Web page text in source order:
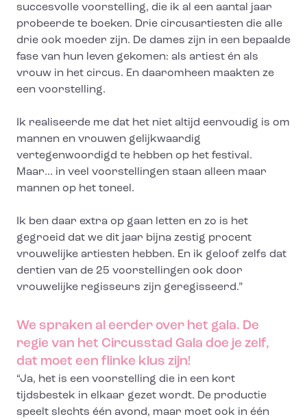
succesvolle voorstelling, die ik al een aantal jaar
probeerde te boeken. Drie circusartiesten die alle
drie ook moeder zijn. De dames zijn in een bepaalde
fase van hun leven gekomen: als artiest én als
vrouw in het circus. En daaromheen maakten ze
een voorstelling.
Ik realiseerde me dat het niet altijd eenvoudig is om
mannen en vrouwen gelijkwaardig
vertegenwoordigd te hebben op het festival.
Maar… in veel voorstellingen staan alleen maar
mannen op het toneel.
Ik ben daar extra op gaan letten en zo is het
gegroeid dat we dit jaar bijna zestig procent
vrouwelijke artiesten hebben. En ik geloof zelfs dat
dertien van de 25 voorstellingen ook door
vrouwelijke regisseurs zijn geregisseerd.”
We spraken al eerder over het gala. De
regie van het Circusstad Gala doe je zelf,
dat moet een flinke klus zijn!
“Ja, het is een voorstelling die in een kort
tijdsbestek in elkaar gezet wordt. De productie
speelt slechts één avond, maar moet ook in één